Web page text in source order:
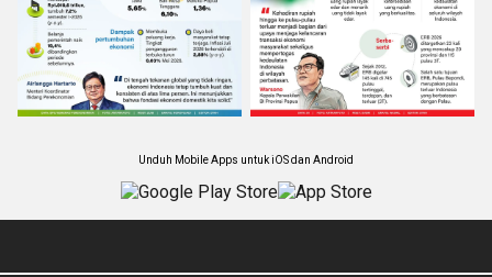
Unduh Mobile Apps untuk iOS dan Android